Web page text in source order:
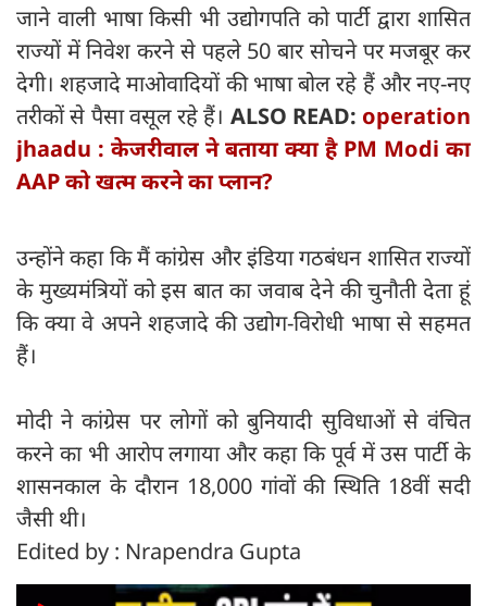
जाने वाली भाषा किसी भी उद्योगपति को पार्टी द्वारा शासित
राज्यों में निवेश करने से पहले 50 बार सोचने पर मजबूर कर
देगी। शहजादे माओवादियों की भाषा बोल रहे हैं और नए-नए
तरीकों से पैसा वसूल रहे हैं। ALSO READ: operation
jhaadu : केजरीवाल ने बताया क्या है PM Modi का
AAP को खत्म करने का प्लान?
उन्होंने कहा कि मैं कांग्रेस और इंडिया गठबंधन शासित राज्यों
के मुख्यमंत्रियों को इस बात का जवाब देने की चुनौती देता हूं
कि क्या वे अपने शहजादे की उद्योग-विरोधी भाषा से सहमत
हैं।
मोदी ने कांग्रेस पर लोगों को बुनियादी सुविधाओं से वंचित
करने का भी आरोप लगाया और कहा कि पूर्व में उस पार्टी के
शासनकाल के दौरान 18,000 गांवों की स्थिति 18वीं सदी
जैसी थी।
Edited by : Nrapendra Gupta